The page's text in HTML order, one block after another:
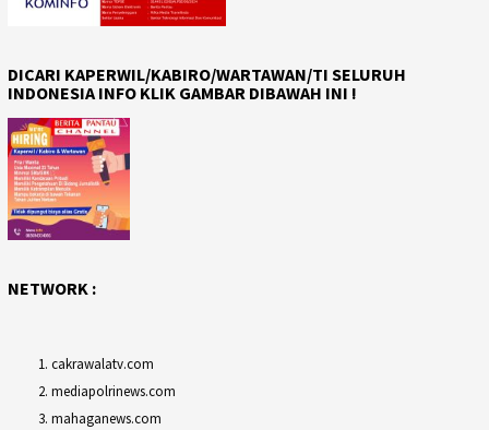
DICARI KAPERWIL/KABIRO/WARTAWAN/TI SELURUH
INDONESIA INFO KLIK GAMBAR DIBAWAH INI !
NETWORK :
cakrawalatv.com
mediapolrinews.com
mahaganews.com